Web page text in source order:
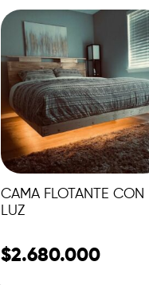
CAMA FLOTANTE CON
LUZ
$2.680.000